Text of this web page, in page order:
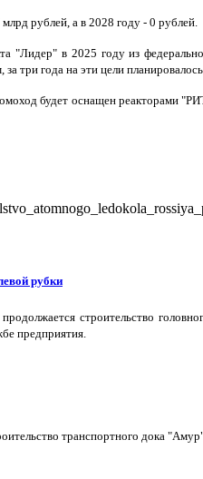
рублей, а в 2028 году - 0 рублей.
"Лидер" в 2025 году из
три года на эти цели
будет оснащен реакторами
рубки
строительство
предприятия.
транспортного дока